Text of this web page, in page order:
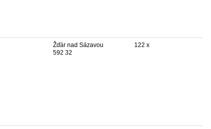
Žďár nad Sázavou
592 32
122 x